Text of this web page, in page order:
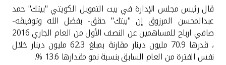
اتصل بنا
مواقع الفروع وأجهزة الصرف الآلي
قال رئيس مجلس الإدارة في بيت التمويل الكويتي "بيتك" حمد
عبدالمحسن المرزوق إن "بيتك" حقق- بفضل الله وتوفيقه-
صافي ارباح للمساهمين عن النصف الأول من العام الجاري 2016
، قدرها مليون دينار مقارنة بمبلغ 62.3مليون دينار خلال
نفس الفترة من العام السابق بنسبة نمو مقدارها 13.6 %
.